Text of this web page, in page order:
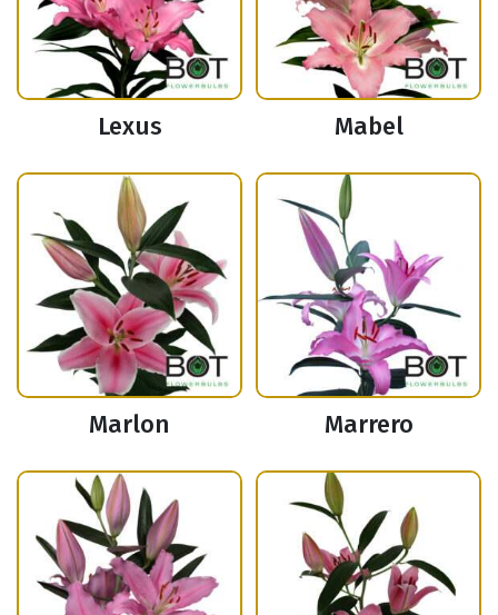
Lexus Mabel
Marlon Marrero